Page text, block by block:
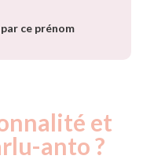
ce prénom
et
anto ?